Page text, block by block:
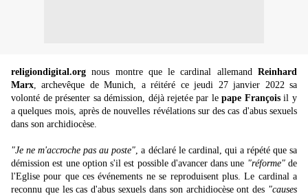
religiondigital.org nous montre que le cardinal allemand Reinhard
Marx, archevêque de Munich, a réitéré ce jeudi 27 janvier 2022 sa
volonté de présenter sa démission, déjà rejetée par lepape Françoisil y
a quelques mois, après de nouvelles révélations sur des cas d'abus sexuels
dans son archidiocèse.
"Je ne m'accroche pas au poste", a déclaré le cardinal, qui a répété que sa
démission est une option s'il est possible d'avancer dans une "réforme"de
l'Eglise pour que ces événements ne se reproduisent plus. Le cardinal a
reconnu que les cas d'abus sexuels dans son archidiocèse ont des "causes